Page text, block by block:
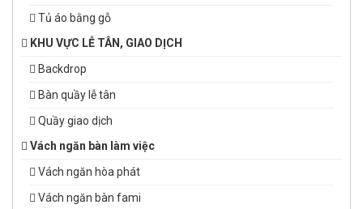
Tủ áo bằng gỗ
KHU VỰC LỄ TÂN, GIAO DỊCH
Backdrop
Bàn quầy lễ tân
Quầy giao dịch
Vách ngăn bàn làm việc
Vách ngăn hòa phát
Vách ngăn bàn fami